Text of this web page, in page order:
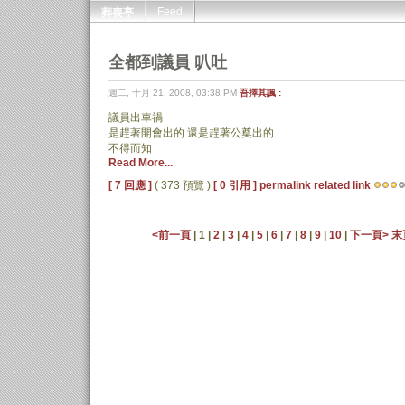
葬喪亭 Feed
全都到議員 叭吐
週二, 十月 21, 2008, 03:38 PM 吾擇其諷 :
議員出車禍
是趕著開會出的 還是趕著公奠出的
不得而知
Read More...
[ 7 回應 ] ( 373 預覽 ) [ 0 引用 ] permalink related link
<前一頁 | 1 | 2 3 4 5 6 7 8 9 10 下一頁> 末